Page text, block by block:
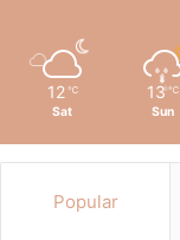
12 ℃
Sat
13 ℃
Sun
Popular